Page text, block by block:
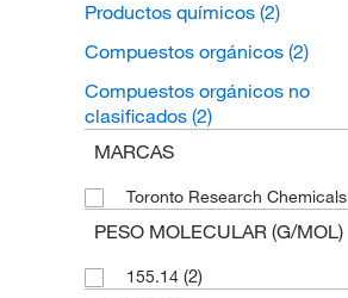
Productos químicos (2)
Compuestos orgánicos (2)
Compuestos orgánicos no
clasificados (2)
MARCAS
Toronto Research Chemicals
PESO MOLECULAR (G/MOL)
155.14 (2)